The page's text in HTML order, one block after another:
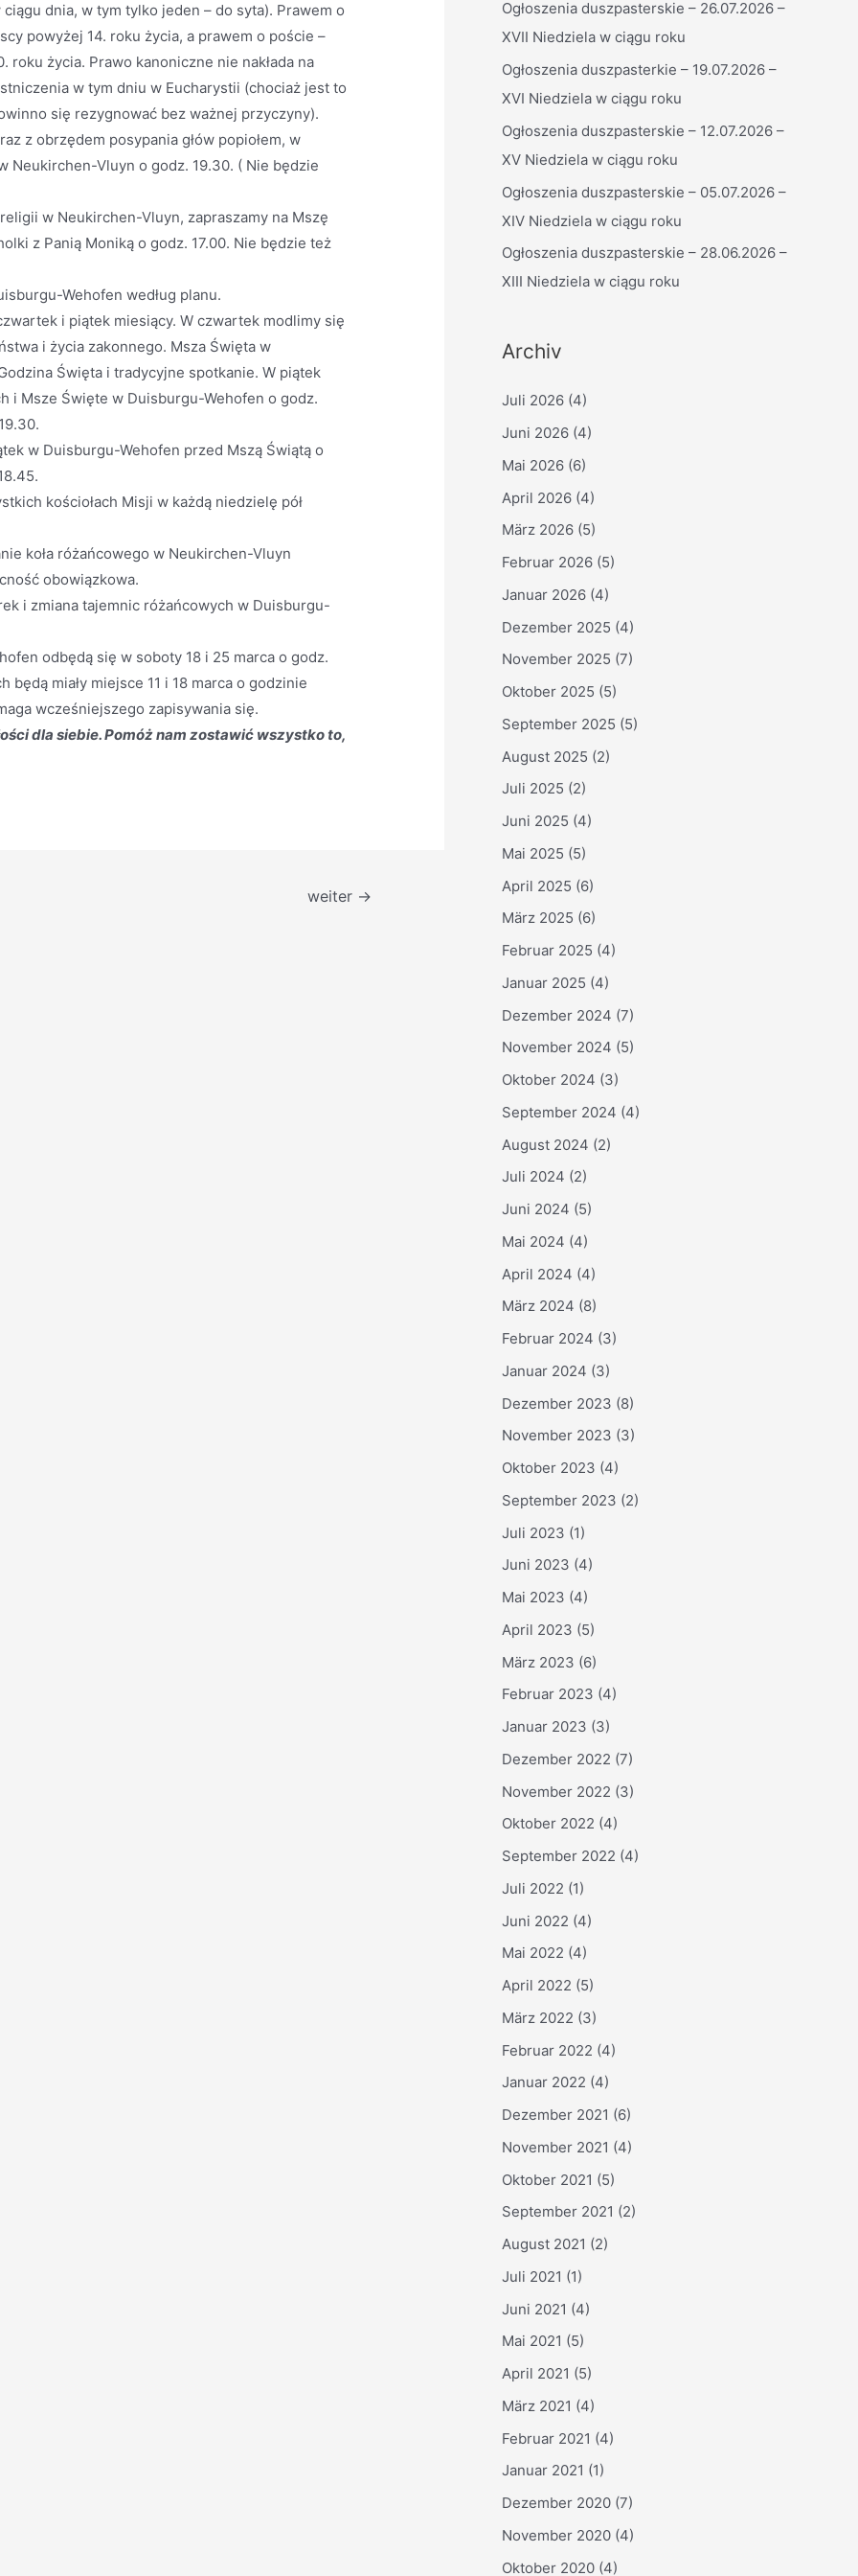
dnia, w tym tylko jeden – do syta). Prawem o
powyżej 14. roku życia, a prawem o poście –
roku życia. Prawo kanoniczne nie nakłada na
w tym dniu w Eucharystii (chociaż jest to
się rezygnować bez ważnej przyczyny).
z obrzędem posypania głów popiołem, w
Neukirchen-Vluyn o godz. 19.30. ( Nie będzie
w Neukirchen-Vluyn, zapraszamy na Mszę
z Panią Moniką o godz. 17.00. Nie będzie też
Wehofen według planu.
i piątek miesiący. W czwartek modlimy się
i życia zakonnego. Msza Święta w
Święta i tradycyjne spotkanie. W piątek
i Msze Święte w Duisburgu-Wehofen o godz.
w Duisburgu-Wehofen przed Mszą Świątą o
kościołach Misji w każdą niedzielę pół
koła różańcowego w Neukirchen-Vluyn
obowiązkowa.
i zmiana tajemnic różańcowych w Duisburgu-
odbędą się w soboty 18 i 25 marca o godz.
będą miały miejsce 11 i 18 marca o godzinie
wcześniejszego zapisywania się.
dla siebie. Pomóż nam zostawić wszystko to,
weiter →
n
n
a
c
h
:
Ogłoszenia duszpasterskie – 26.07.2026 –
XVII Niedziela w ciągu roku
Ogłoszenia duszpasterkie – 19.07.2026 –
XVI Niedziela w ciągu roku
Ogłoszenia duszpasterskie – 12.07.2026 –
XV Niedziela w ciągu roku
Ogłoszenia duszpasterskie – 05.07.2026 –
XIV Niedziela w ciągu roku
Ogłoszenia duszpasterskie – 28.06.2026 –
XIII Niedziela w ciągu roku
Archiv
Juli 2026 (4)
Juni 2026 (4)
Mai 2026 (6)
April 2026 (4)
März 2026 (5)
Februar 2026 (5)
Januar 2026 (4)
Dezember 2025 (4)
November 2025 (7)
Oktober 2025 (5)
September 2025 (5)
August 2025 (2)
Juli 2025 (2)
Juni 2025 (4)
Mai 2025 (5)
April 2025 (6)
März 2025 (6)
Februar 2025 (4)
Januar 2025 (4)
Dezember 2024 (7)
November 2024 (5)
Oktober 2024 (3)
September 2024 (4)
August 2024 (2)
Juli 2024 (2)
Juni 2024 (5)
Mai 2024 (4)
April 2024 (4)
März 2024 (8)
Februar 2024 (3)
Januar 2024 (3)
Dezember 2023 (8)
November 2023 (3)
Oktober 2023 (4)
September 2023 (2)
Juli 2023 (1)
Juni 2023 (4)
Mai 2023 (4)
April 2023 (5)
März 2023 (6)
Februar 2023 (4)
Januar 2023 (3)
Dezember 2022 (7)
November 2022 (3)
Oktober 2022 (4)
September 2022 (4)
Juli 2022 (1)
Juni 2022 (4)
Mai 2022 (4)
April 2022 (5)
März 2022 (3)
Februar 2022 (4)
Januar 2022 (4)
Dezember 2021 (6)
November 2021 (4)
Oktober 2021 (5)
September 2021 (2)
August 2021 (2)
Juli 2021 (1)
Juni 2021 (4)
Mai 2021 (5)
April 2021 (5)
März 2021 (4)
Februar 2021 (4)
Januar 2021 (1)
Dezember 2020 (7)
November 2020 (4)
Oktober 2020 (4)